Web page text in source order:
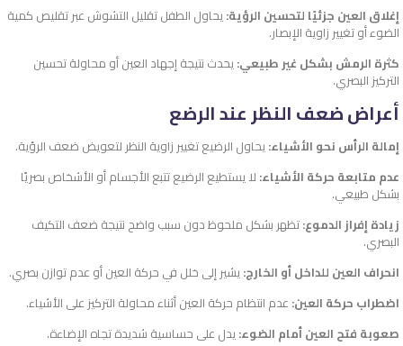
إغلاق العين جزئيًا لتحسين الرؤية:يحاول الطفل تقليل التشوش عبر تقليص كمية
الضوء أو تغيير زاوية الإبصار.
كثرة الرمش بشكل غير طبيعي:يحدث نتيجة إجهاد العين أو محاولة تحسين
التركيز البصري.
أعراض ضعف النظر عند الرضع
إمالة الرأس نحو الأشياء:يحاول الرضيع تغيير زاوية النظر لتعويض ضعف الرؤية.
عدم متابعة حركة الأشياء: لا يستطيع الرضيع تتبع الأجسام أو الأشخاص بصريًا
بشكل طبيعي.
زيادة إفراز الدموع:تظهر بشكل ملحوظ دون سبب واضح نتيجة ضعف التكيف
البصري.
انحراف العين للداخل أو الخارج:يشير إلى خلل في حركة العين أو عدم توازن بصري.
اضطراب حركة العين: عدم انتظام حركة العين أثناء محاولة التركيز على الأشياء.
صعوبة فتح العين أمام الضوء:يدل على حساسية شديدة تجاه الإضاءة.